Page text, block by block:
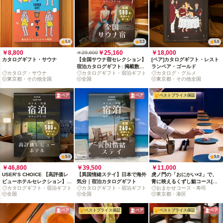
5.0
￥8,800
カタログギフト・サウナ
カタログ・サウナ
東京都・その他全国
3.3
￥29,600￥25,160
【全国サウナ宿セレクション】
宿泊カタログギフト: 掲載数
500+施設〜
カタログギフト・宿泊ギフト
全国
5.0
￥18,000
[ペア]カタログギフト・レスト
ランペア・ゴールド
カタログ・グルメ
東京都・その他全国
ペア
5.0
￥46,800
USER’S CHOICE 【高評価レ
ビューホテルセレクション】宿
泊カタログギフト: 掲載数
500+施設〜
カタログギフト・宿泊ギフト
全国
ペア
￥39,500
【異国情緒ステイ】日本で海外
気分｜宿泊カタログギフト
カタログギフト・宿泊ギフト
全国
ベストプライス保証
5.0
￥11,000
虎ノ門の「おにかい×2」で、
青に映えるくずし鮨コース[月
火水20時半限定]
おまかせコース・寿司
東京都・港区
ペア ベストプライス保証 ペア ベストプライス保証 ペア